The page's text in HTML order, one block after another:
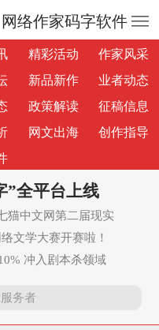
网络作家码字软件 —
—
—
精彩活动
作家风采
新品新作
业者动态
政策解读
征稿信息
网文出海
创作指导
”全平台上线
猫中文网第二届现实
文学大赛开赛啦！
冲入剧本杀领域
务者